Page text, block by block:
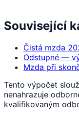
Související
Čistá mzda
Odstupné —
Mzda při
Tento výpočet
nenahrazuje
kvalifikovaným